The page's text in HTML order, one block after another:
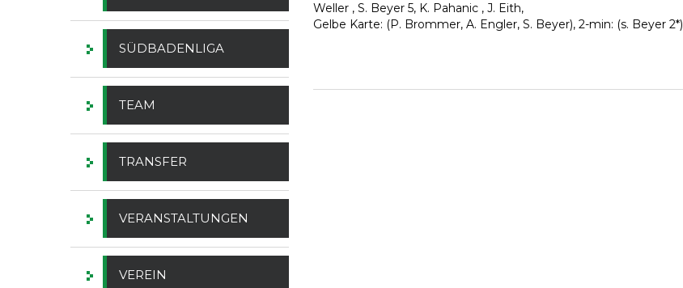
Weller , S. Beyer 5, K. Pahanic , J. Eith,
Gelbe Karte: (P. Brommer, A. Engler, S. Beyer), 2-min: (s. Beyer 2*)
SÜDBADENLIGA
TEAM
TRANSFER
VERANSTALTUNGEN
VEREIN